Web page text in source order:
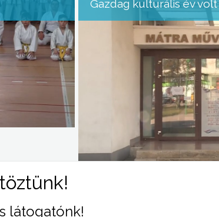
DO
tartott a
Palóc Karate
Gazdag kulturális év
Több, mint kétszáz program volt
Központnak és a Vachott Sándor
intézmények tavalyi beszámolója
látogatónk!